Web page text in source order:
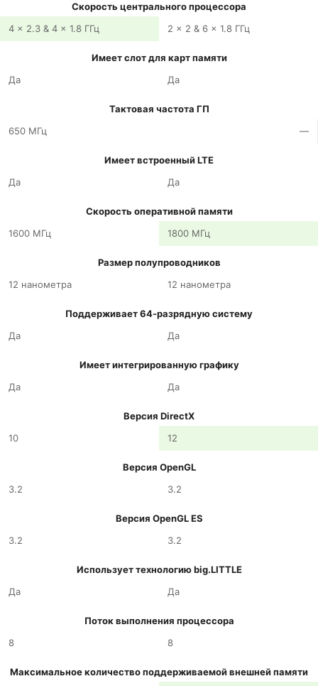
Скорость центрального процессора
4 x 2.3 & 4 x 1.8 ГГц
2 x 2 & 6 x 1.8 ГГц
Имеет слот для карт памяти
Да
Да
Тактовая частота ГП
650 МГц
—
Имеет встроенный LTE
Да
Да
Скорость оперативной памяти
1600 МГц
1800 МГц
Размер полупроводников
12 нанометра
12 нанометра
Поддерживает 64-разрядную систему
Да
Да
Имеет интегрированную графику
Да
Да
Версия DirectX
10
12
Версия OpenGL
3.2
3.2
Версия OpenGL ES
3.2
3.2
Использует технологию big.LITTLE
Да
Да
Поток выполнения процессора
8
8
Максимальное количество поддерживаемой внешней памяти